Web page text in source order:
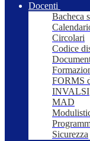
Docenti
Bacheca
Circolari
Codice
FORMS
INVALSI
MAD
Sicurezza